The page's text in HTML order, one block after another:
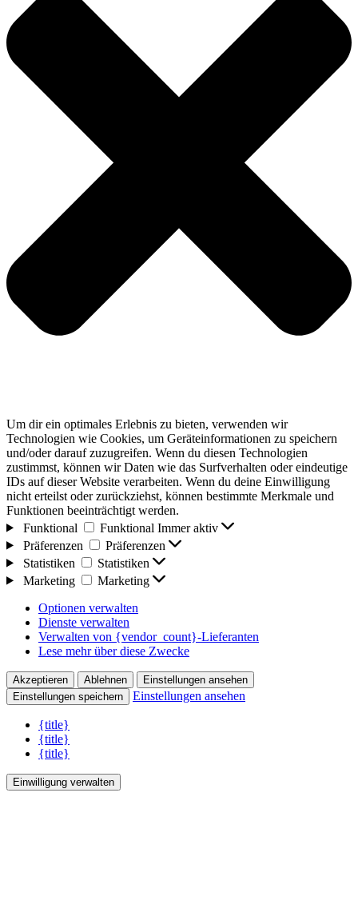
Um dir ein optimales Erlebnis zu bieten, verwenden wir
Technologien wie Cookies, um Geräteinformationen zu speichern
und/oder darauf zuzugreifen. Wenn du diesen Technologien
zustimmst, können wir Daten wie das Surfverhalten oder eindeutige
IDs auf dieser Website verarbeiten. Wenn du deine Einwilligung
nicht erteilst oder zurückziehst, können bestimmte Merkmale und
Funktionen beeinträchtigt werden.
Funktional
Funktional Immer aktiv
Präferenzen
Präferenzen
Statistiken
Statistiken
Marketing
Marketing
Optionen verwalten
Dienste verwalten
Verwalten von {vendor_count}-Lieferanten
Lese mehr über diese Zwecke
Akzeptieren Ablehnen
Einstellungen ansehen
Einstellungen speichern
Einstellungen ansehen
{title}
{title}
{title}
Einwilligung verwalten